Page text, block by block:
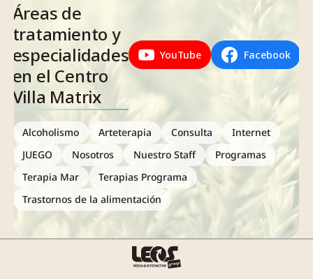
Áreas de
tratamiento y
especialidades
en el Centro
Villa Matrix
YouTube Facebook
Alcoholismo Arteterapia Consulta
Internet
JUEGO
Nosotros Nuestro Staff
Programas
Terapia Mar
Terapias Programa
Trastornos de la alimentación